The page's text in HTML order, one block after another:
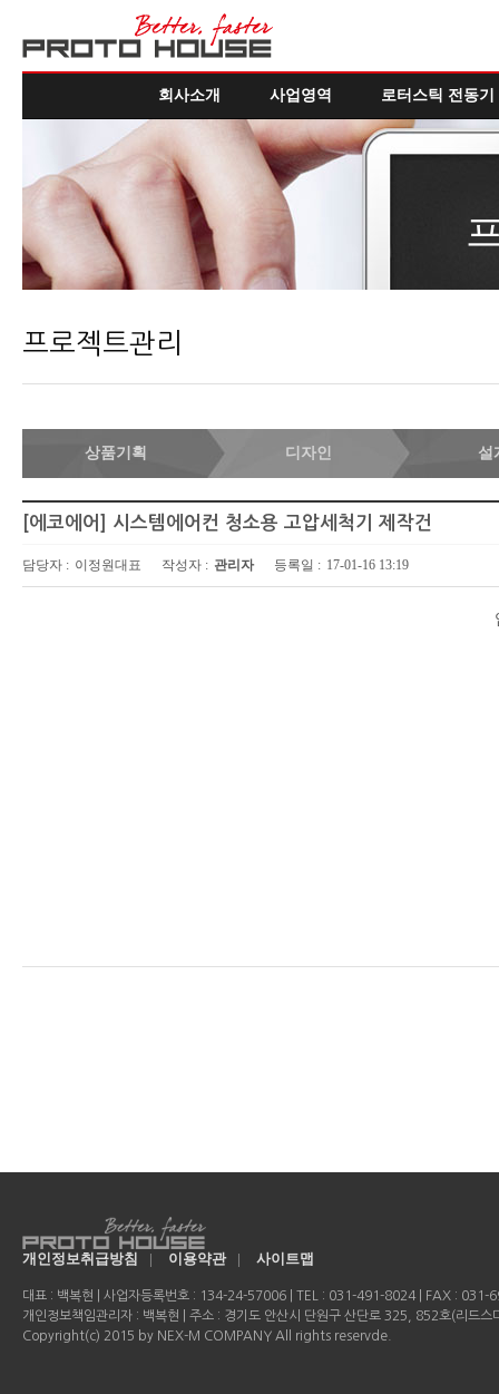
회사소개 사업영역 로터스틱 전동기
프로젝트관리
상품기획 디자인 설
[에코에어] 시스템에어컨 청소용 고압세척기 제작건
담당자 : 이정원대표 작성자 : 관리자 등록일 : 17-01-16 13:19
개인정보취급방침 | 이용약관 | 사이트맵
대표 : 백복현 | 사업자등록번호 : 134-24-57006 | TEL : 031-491-8024 | FAX :
개인정보책임관리자 : 백복현 | 주소 : 경기도 안산시 단원구 산단로 325, 852호(리드스
Copyright(c) 2015 by NEX-M COMPANY All rights reservde.